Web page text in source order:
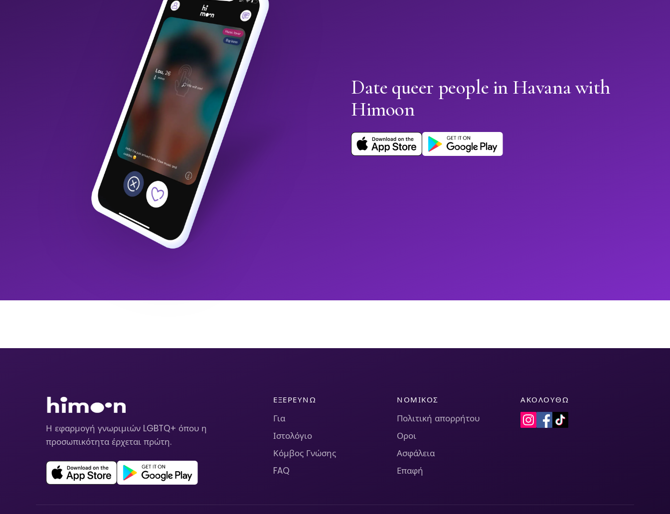
Date queer people in Havana with
Himoon
Η εφαρμογή γνωριμιών LGBTQ+ όπου η
προσωπικότητα έρχεται πρώτη.
ΕΞΕΡΕΥΝΏ
Για
Ιστολόγιο
Κόμβος Γνώσης
FAQ
ΝΟΜΙΚΌΣ
Πολιτική απορρήτου
Οροι
Ασφάλεια
Επαφή
ΑΚΟΛΟΥΘΏ